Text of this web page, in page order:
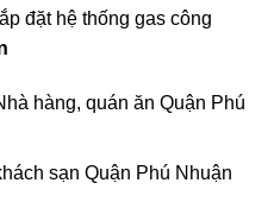
đặt hệ thống gas công
hàng, quán ăn Quận Phú
sạn Quận Phú Nhuận